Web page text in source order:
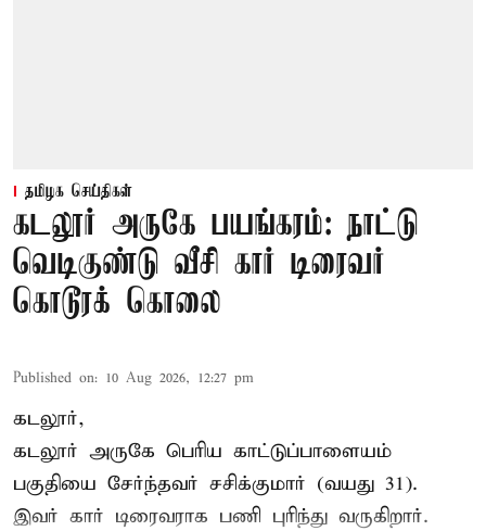
தமிழக செய்திகள்
கடலூர் அருகே பயங்கரம்: நாட்டு
வெடிகுண்டு வீசி கார் டிரைவர்
கொடூரக் கொலை
Published on: 10 Aug 2026, 12:27 pm
கடலூர்,
கடலூர் அருகே பெரிய காட்டுப்பாளையம்
பகுதியை சேர்ந்தவர் சசிக்குமார் (வயது 31).
இவர் கார் டிரைவராக பணி புரிந்து வருகிறார்.